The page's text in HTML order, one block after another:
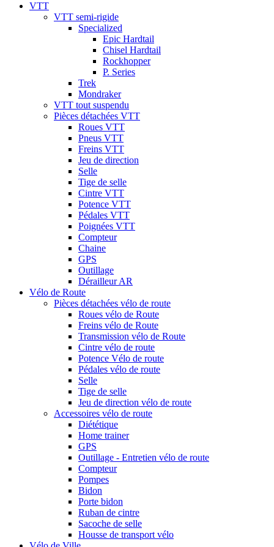
VTT
VTT semi-rigide
Specialized
Epic Hardtail
Chisel Hardtail
Rockhopper
P. Series
Trek
Mondraker
VTT tout suspendu
Pièces détachées VTT
Roues VTT
Pneus VTT
Freins VTT
Jeu de direction
Selle
Tige de selle
Cintre VTT
Potence VTT
Pédales VTT
Poignées VTT
Compteur
Chaine
GPS
Outillage
Dérailleur AR
Vélo de Route
Pièces détachées vélo de route
Roues vélo de Route
Freins vélo de Route
Transmission vélo de Route
Cintre vélo de route
Potence Vélo de route
Pédales vélo de route
Selle
Tige de selle
Jeu de direction vélo de route
Accessoires vélo de route
Diététique
Home trainer
GPS
Outillage - Entretien vélo de route
Compteur
Pompes
Bidon
Porte bidon
Ruban de cintre
Sacoche de selle
Housse de transport vélo